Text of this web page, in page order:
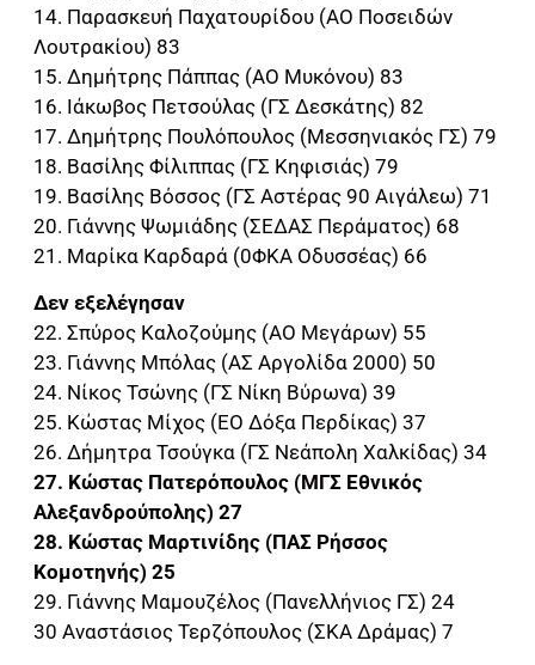
14. Παρασκευή Παχατουρίδου (ΑΟ Ποσειδών
Λουτρακίου) 83
15. Δημήτρης Πάππας (ΑΟ Μυκόνου) 83
16. Ιάκωβος Πετσούλας (ΓΣ Δεσκάτης) 82
17. Δημήτρης Πουλόπουλος (Μεσσηνιακός ΓΣ) 79
18. Βασίλης Φίλιππας (ΓΣ Κηφισιάς) 79
19. Βασίλης Βόσσος (ΓΣ Αστέρας 90 Αιγάλεω) 71
20. Γιάννης Ψωμιάδης (ΣΕΔΑΣ Περάματος) 68
21. Μαρίκα Καρδαρά (0ΦΚΑ Οδυσσέας) 66
Δεν εξελέγησαν
22. Σπύρος Καλοζούμης (ΑΟ Μεγάρων) 55
23. Γιάννης Μπόλας (ΑΣ Αργολίδα 2000) 50
24. Νίκος Τσώνης (ΓΣ Νίκη Βύρωνα) 39
25. Κώστας Μίχος (ΕΟ Δόξα Περδίκας) 37
26. Δήμητρα Τσούγκα (ΓΣ Νεάπολη Χαλκίδας) 34
27. Κώστας Πατερόπουλος (ΜΓΣ Εθνικός
Αλεξανδρούπολης) 27
28. Κώστας Μαρτινίδης (ΠΑΣ Ρήσσος
Κομοτηνής) 25
29. Γιάννης Μαμουζέλος (Πανελλήνιος ΓΣ) 24
30 Αναστάσιος Τερζόπουλος (ΣΚΑ Δράμας) 7